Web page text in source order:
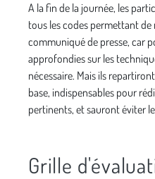
A la fin de la journée, les
tous les codes permettant
communiqué de presse, car
approfondies sur les
nécessaire. Mais ils
base, indispensables pour
pertinents, et sauront éviter
Grille